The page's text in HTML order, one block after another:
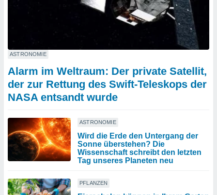
ASTRONOMIE
Alarm im Weltraum: Der private Satellit,
der zur Rettung des Swift-Teleskops der
NASA entsandt wurde
ASTRONOMIE
Wird die Erde den Untergang der
Sonne überstehen? Die
Wissenschaft schreibt den letzten
Tag unseres Planeten neu
PFLANZEN